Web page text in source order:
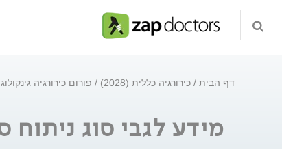
דף הבית כירורגיה כללית (2028) פורום כירורגיה
מידע לגבי סוג ניתוח